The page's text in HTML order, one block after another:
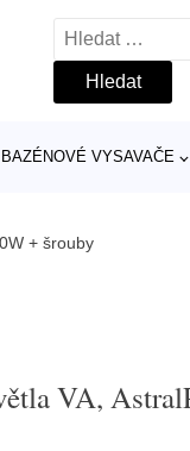
Vyhledávání
BAZÉNOVÉ VYSAVAČE
+ šrouby
VA,